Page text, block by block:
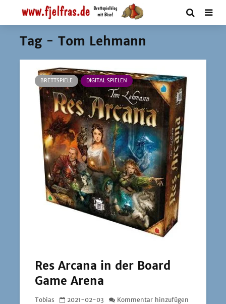
Tag - Tom Lehmann
BRETTSPIELE DIGITAL SPIELEN
Res Arcana in der Board
Game Arena
Tobias 2021-02-03 Kommentar hinzufügen